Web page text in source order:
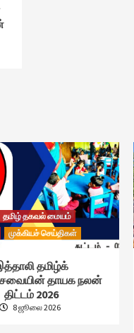
தமிழ் தகவல் மையம்
முக்கியச் செய்திகள்
தமிழ்க்
தாயக நலன்
திட்டம் 2026
8 ஜூலை 2026